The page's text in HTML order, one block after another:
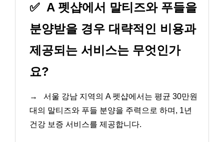
✅ A 펫샵에서 말티즈와 푸들을
분양받을 경우 대략적인 비용과
제공되는 서비스는 무엇인가
요?
→
서울 강남 지역의 A 펫샵에서는 평균 30만원
대의 말티즈와 푸들 분양을 주력으로 하며, 1년
건강 보증 서비스를 제공합니다.